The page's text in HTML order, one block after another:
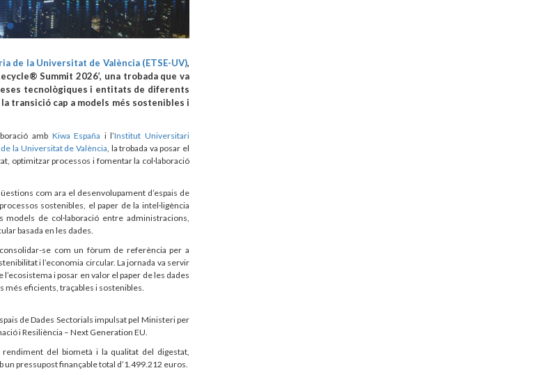
de la Universitat de València (ETSE-UV),
Summit 2026’, una trobada que va
tecnològiques i entitats de diferents
transició cap a models més sostenibles i
amb Kiwa España i l’Institut Universitari
la Universitat de València, la trobada va posar el
optimitzar processos i fomentar la col·laboració
com ara el desenvolupament d’espais de
sostenibles, el paper de la intel·ligència
de col·laboració entre administracions,
basada en les dades.
se com un fòrum de referència per a
i l’economia circular. La jornada va servir
i posar en valor el paper de les dades
més eficients, traçables i sostenibles.
de Dades Sectorials impulsat pel Ministeri per
i Resiliència – Next Generation EU.
del biometà i la qualitat del digestat,
pressupost finançable total d’1.499.212 euros.